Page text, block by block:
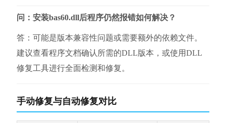
问：安装bas60.dll后程序仍然报错如何解决？
答：可能是版本兼容性问题或需要额外的依赖文件。
建议查看程序文档确认所需的DLL版本，或使用DLL
修复工具进行全面检测和修复。
手动修复与自动修复对比